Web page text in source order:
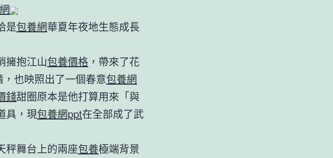
是包養網華夏年夜地生態成長
擁抱江山包養價格 ，帶來了花
，也映照出了一個春意包養網
錢甜圈原本是他打算用來「與
具，現包養網ppt在全部成了武
秤舞台上的兩座包養極端背景